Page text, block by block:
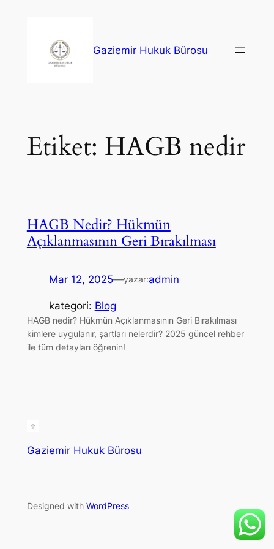
Gaziemir Hukuk Bürosu
Etiket: HAGB nedir
HAGB Nedir? Hükmün
Açıklanmasının Geri Bırakılması
Mar 12, 2025—yazar:admin
kategori: Blog
HAGB nedir? Hükmün Açıklanmasının Geri Bırakılması
kimlere uygulanır, şartları nelerdir? 2025 güncel rehber
ile tüm detayları öğrenin!
Gaziemir Hukuk Bürosu
Designed with WordPress